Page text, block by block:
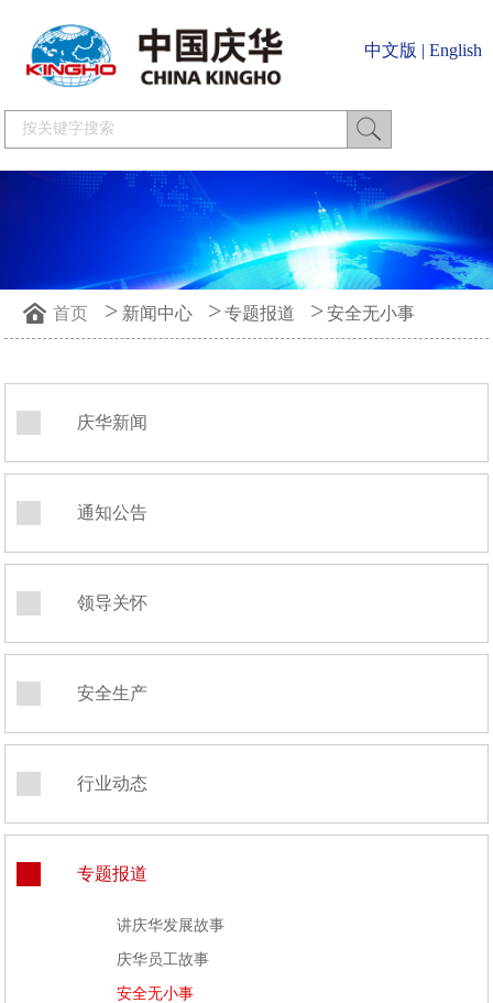
中文版 | English
首页 > 新闻中心 > 专题报道 > 安全无小事
庆华新闻
通知公告
领导关怀
安全生产
行业动态
专题报道
讲庆华发展故事
庆华员工故事
安全无小事